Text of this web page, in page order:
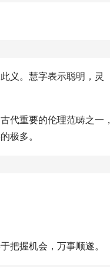
义。慧字表示聪明，灵
代重要的伦理范畴之一，
极多。
把握机会，万事顺遂。